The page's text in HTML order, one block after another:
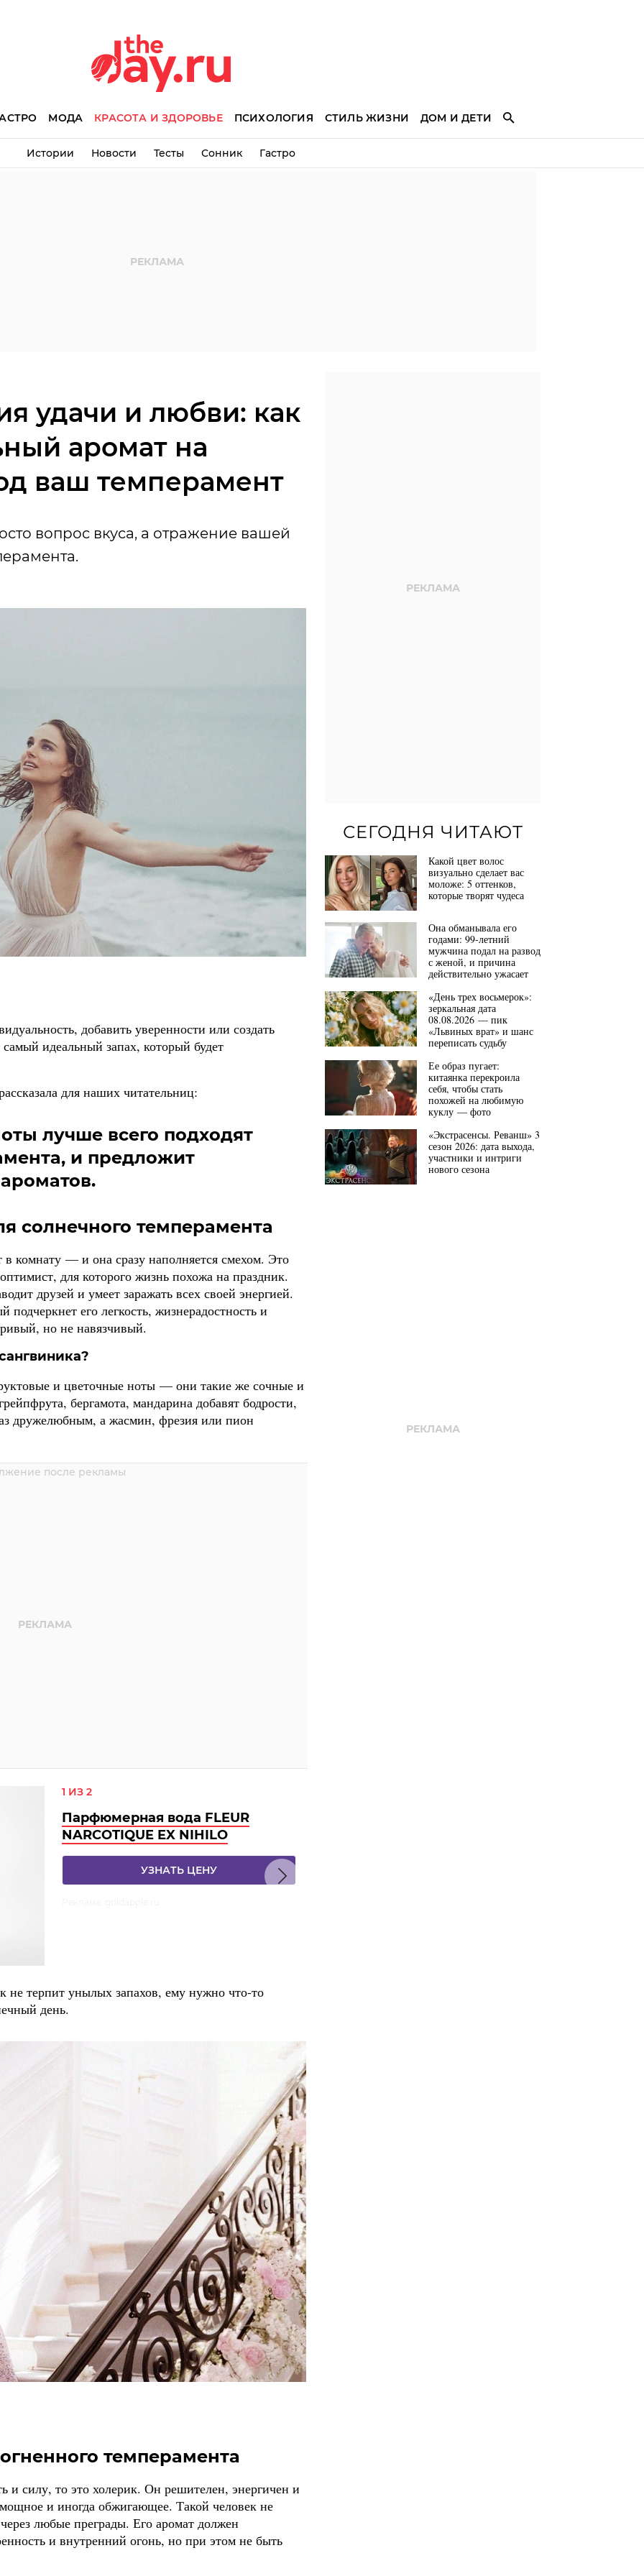
МОДА КРАСОТА И ЗДОРОВЬЕ ПСИХОЛОГИЯ СТИЛЬ ЖИЗНИ ДОМ И ДЕТИ
Истории Новости Тесты Сонник Гастро
удачи и любви: как
аромат на
ваш темперамент
вопрос вкуса, а отражение вашей
добавить уверенности или создать
идеальный запах, который будет
для наших читательниц:
лучше всего подходят
и предложит
солнечного темперамента
в комнату — и она сразу наполняется смехом. Это
для которого жизнь похожа на праздник.
друзей и умеет заражать всех своей энергией.
его легкость, жизнерадостность и
но не навязчивый.
и цветочные ноты — они такие же сочные и
бергамота, мандарина добавят бодрости,
дружелюбным, а жасмин, фрезия или пион
1 ИЗ 2
Парфюмерная вода FLEUR
NARCOTIQUE EX NIHILO
УЗНАТЬ ЦЕНУ
не терпит унылых запахов, ему нужно что-то
день.
темперамента
и силу, то это холерик. Он решителен, энергичен и
и иногда обжигающее. Такой человек не
любые преграды. Его аромат должен
и внутренний огонь, но при этом не быть
СЕГОДНЯ ЧИТАЮТ
Какой цвет волос
визуально сделает вас
моложе: 5 оттенков,
которые творят чудеса
Она обманывала его
годами: 99-летний
мужчина подал на развод
с женой, и причина
действительно ужасает
«День трех восьмерок»:
зеркальная дата
08.08.2026 — пик
«Львиных врат» и шанс
переписать судьбу
Ее образ пугает:
китаянка перекроила
себя, чтобы стать
похожей на любимую
куклу — фото
«Экстрасенсы. Реванш» 3
сезон 2026: дата выхода,
участники и интриги
нового сезона